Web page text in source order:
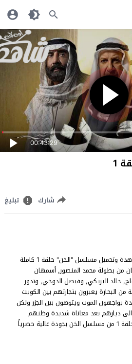
00:43:29
1
شارك تبليغ
مسلسل الخن الحلقة 1 مشاهدة وتحميل مسلسل "الخن" حلقة 1 كاملة
بطولة محمد المنصور, أسمهان
خالد البريكي, وفيصل الدوخي, وتدور
البحارة يعبرون بتجارتهم بين الكويت
يواجهون الموت ويتوهون بين الجزر ولكن
ديارهم بعد معاناة شديدة وظنهم
بأنهم سيهلكون، شاهد الحلقة 1 من مسلسل الخن بجودة عالية حصرياً